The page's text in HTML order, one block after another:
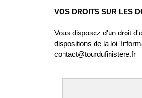
VOS DROITS SUR LES
Vous disposez d'un droit
dispositions de la loi
contact@tourdufinistere.fr